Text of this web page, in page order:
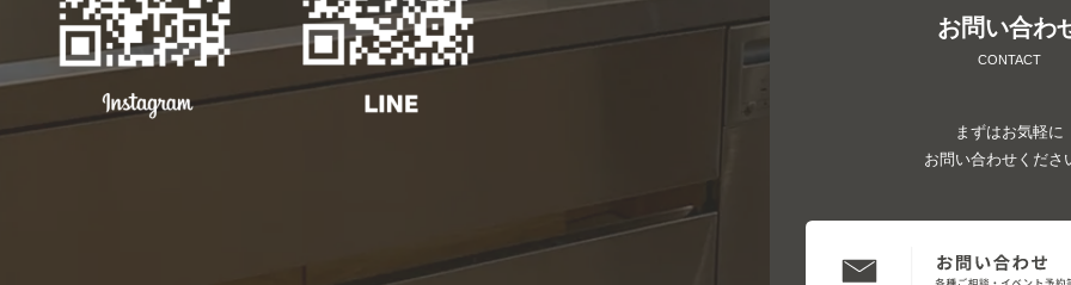
お問い合わ
CONTACT
まずはお気軽に
お問い合わせくださ